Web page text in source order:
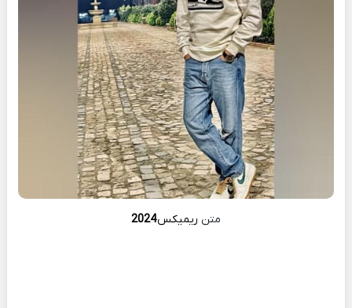
متن ریمیکس2024